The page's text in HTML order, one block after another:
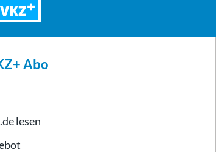
VKZ
Abo
lesen